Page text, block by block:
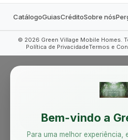
CatálogoGuiasCréditoSobre nós
© 2026 Green Village Mobile Homes.
Política de PrivacidadeTermos e
Bem-vindo a
Para uma melhor experiência,